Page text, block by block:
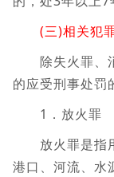
(三)相关犯罪
除失火罪、消
的应受刑事处罚
1．放火罪
放火罪是指用
港口、河流、水